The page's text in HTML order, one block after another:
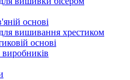
основі
вишивання хрестиком
основі